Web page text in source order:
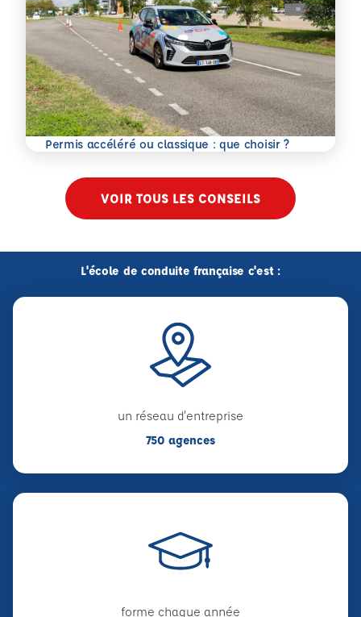
Permis accéléré ou classique : que choisir ?
En savoir plus
VOIR TOUS LES CONSEILS
L'école de conduite française c'est :
un réseau d'entreprise
750 agences
forme chaque année